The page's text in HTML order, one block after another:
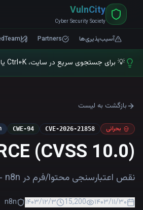
VulnCity
Cyber Security Society
آسیب‌پذیری‌ها Partners
💡 با انتشار مقاله و منبع، توکن دریافت
بازگشت به لیست
بحرانی CVE-2026-21858
CWE-94
(CVSS 10.0)
نقص اعتبارسنجی محتوا/فرم در n8n — اجرای کد بدون احراز هویت با CVSS 10.0
۱۴۰۳/۱۱/۳۰ 15,200 ۱۴۰۳/۱۲/۳ n8n